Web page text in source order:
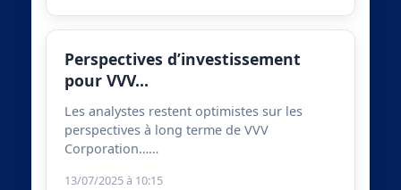
Perspectives d’investissement
pour VVV…
Les analystes restent optimistes sur les
perspectives à long terme de VVV
Corporation……
13/07/2025 à 10:15